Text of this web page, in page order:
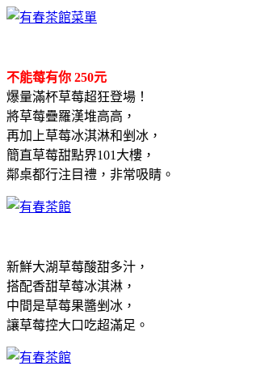
不能莓有你 250元
爆量滿杯草莓超狂登場！
將草莓疊羅漢堆高高，
再加上草莓冰淇淋和剉冰，
簡直草莓甜點界101大樓，
鄰桌都行注目禮，非常吸睛。
新鮮大湖草莓酸甜多汁，
搭配香甜草莓冰淇淋，
中間是草莓果醬剉冰，
讓草莓控大口吃超滿足。